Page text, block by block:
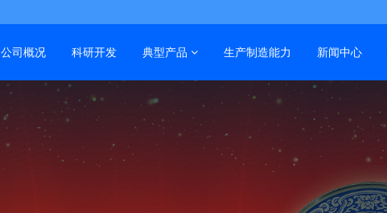
公司概况 科研开发 典型产品 生产制造能力 新闻中心